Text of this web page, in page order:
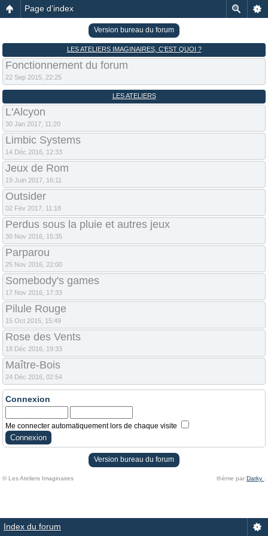
Page d’index
Version bureau du forum
LES ATELIERS IMAGINAIRES, C’EST QUOI ?
Fonctionnement du forum
22 Sep 2015, 22:25
LES ATELIERS
L'Alcyon
30 Jan 2017, 11:20
Limbic Systems
14 Déc 2016, 12:33
Jeux de Rom
19 Juin 2017, 16:11
Outsider
02 Fév 2017, 11:18
Perdus sous la pluie et autres jeux
30 Nov 2016, 15:35
Parparou
25 Nov 2016, 22:00
Somebody's games
17 Nov 2016, 17:33
Pilule Rouge
15 Oct 2015, 15:49
Rose des Vents
18 Déc 2016, 19:33
Maître-Bois
24 Déc 2016, 02:54
Connexion
Me connecter automatiquement lors de chaque visite
Version bureau du forum
© Les Ateliers Imaginaires thème par Darky
Index du forum